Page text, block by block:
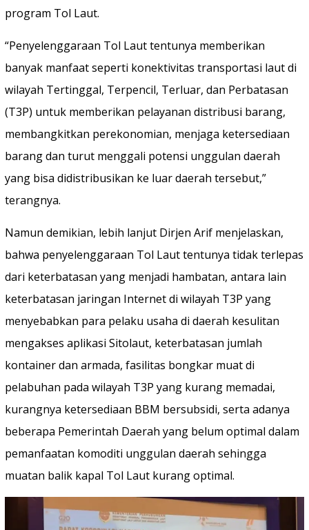
program Tol Laut.
“Penyelenggaraan Tol Laut tentunya memberikan
banyak manfaat seperti konektivitas transportasi laut di
wilayah Tertinggal, Terpencil, Terluar, dan Perbatasan
(T3P) untuk memberikan pelayanan distribusi barang,
membangkitkan perekonomian, menjaga ketersediaan
barang dan turut menggali potensi unggulan daerah
yang bisa didistribusikan ke luar daerah tersebut,”
terangnya.
Namun demikian, lebih lanjut Dirjen Arif menjelaskan,
bahwa penyelenggaraan Tol Laut tentunya tidak terlepas
dari keterbatasan yang menjadi hambatan, antara lain
keterbatasan jaringan Internet di wilayah T3P yang
menyebabkan para pelaku usaha di daerah kesulitan
mengakses aplikasi Sitolaut, keterbatasan jumlah
kontainer dan armada, fasilitas bongkar muat di
pelabuhan pada wilayah T3P yang kurang memadai,
kurangnya ketersediaan BBM bersubsidi, serta adanya
beberapa Pemerintah Daerah yang belum optimal dalam
pemanfaatan komoditi unggulan daerah sehingga
muatan balik kapal Tol Laut kurang optimal.